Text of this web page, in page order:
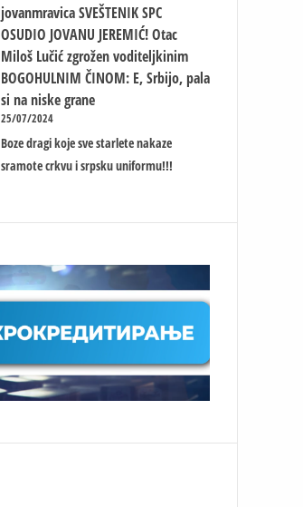
jovanmravica SVEŠTENIK SPC
OSUDIO JOVANU JEREMIĆ! Otac
Miloš Lučić zgrožen voditeljkinim
BOGOHULNIM ČINOM: E, Srbijo, pala
si na niske grane
25/07/2024
Boze dragi koje sve starlete nakaze
sramote crkvu i srpsku uniformu!!!